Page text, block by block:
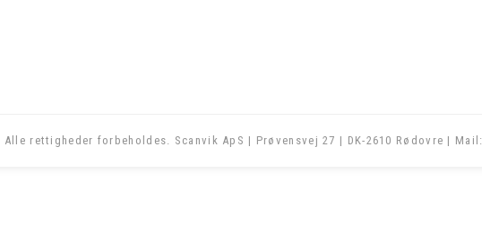
rettigheder forbeholdes. Scanvik ApS | Prøvensvej 27 | DK-2610 Rødovre | Mail: